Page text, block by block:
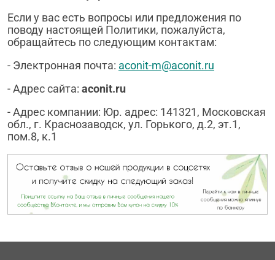
Если у вас есть вопросы или предложения по
поводу настоящей Политики, пожалуйста,
обращайтесь по следующим контактам:
- Электронная почта: aconit-m@aconit.ru
- Адрес сайта: aconit.ru
- Адрес компании: Юр. адрес: 141321, Московская
обл., г. Краснозаводск, ул. Горького, д.2, эт.1,
пом.8, к.1